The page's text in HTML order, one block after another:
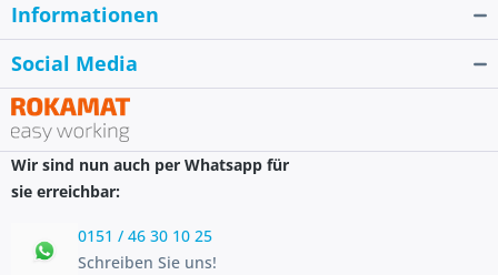
Informationen
Social Media
Wir sind nun auch per Whatsapp für
sie erreichbar:
0151 / 46 30 10 25
Schreiben Sie uns!